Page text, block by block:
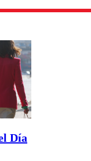
Día